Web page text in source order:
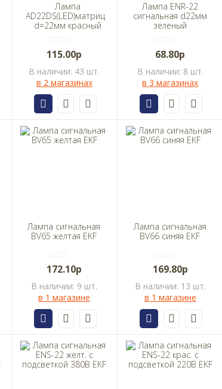
Лампа
AD22DS(LED)матрица
d=22мм красный
115.00р
В наличии: 43 шт.
в 2 магазинах
Лампа ENR-22
сигнальная d22мм
зеленый
68.80р
В наличии: 8 шт.
в 3 магазинах
Лампа сигнальная
BV65 желтая EKF
172.10р
В наличии: 9 шт.
в 1 магазине
Лампа сигнальная
BV66 синяя EKF
169.80р
В наличии: 13 шт.
в 1 магазине